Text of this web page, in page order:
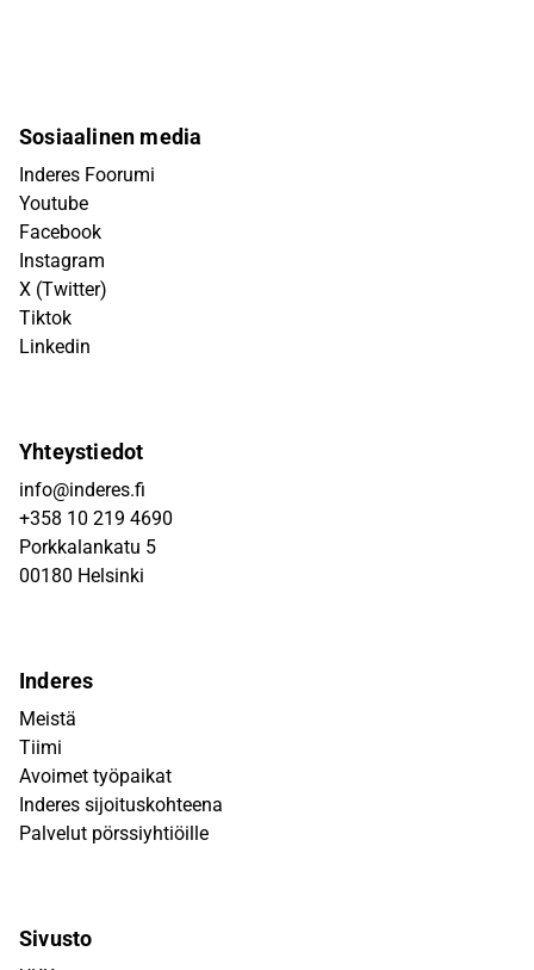
Sosiaalinen media
Inderes Foorumi
Youtube
Facebook
Instagram
X (Twitter)
Tiktok
Linkedin
Yhteystiedot
info@inderes.fi
+358 10 219 4690
Porkkalankatu 5
00180 Helsinki
Inderes
Meistä
Tiimi
Avoimet työpaikat
Inderes sijoituskohteena
Palvelut pörssiyhtiöille
Sivusto